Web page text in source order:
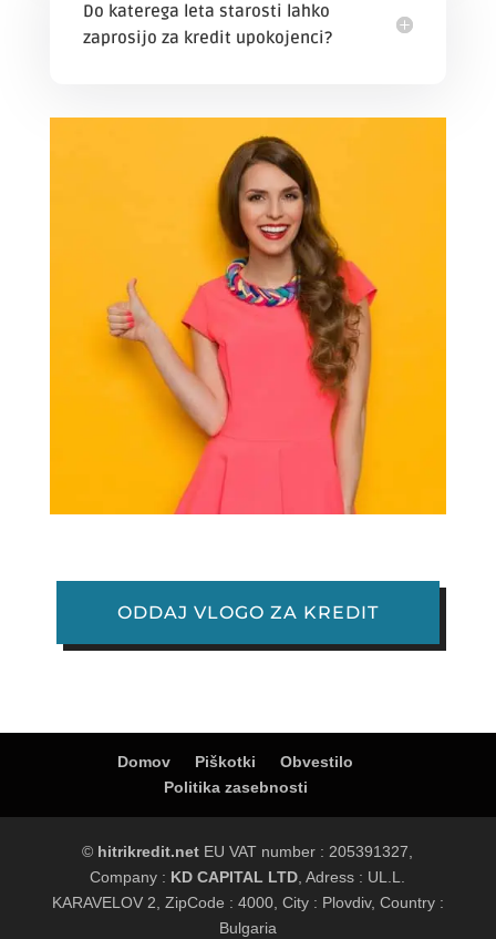
Do katerega leta starosti lahko
zaprosijo za kredit upokojenci?
ODDAJ VLOGO ZA KREDIT
Domov Piškotki
Obvestilo
Politika zasebnosti
© hitrikredit.net EU VAT number : 205391327,
Company : KD CAPITAL LTD, Adress : UL.L.
KARAVELOV 2, ZipCode : 4000, City : Plovdiv, Country :
Bulgaria